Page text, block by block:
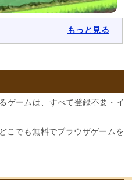
もっと見る
ゲームは、すべて登録不要・イ
こでも無料でブラウザゲームを